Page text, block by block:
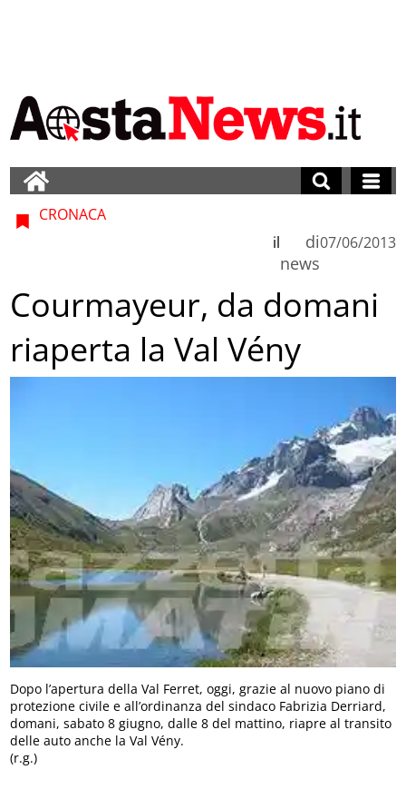
CRONACA
di
news
il 07/06/2013
Courmayeur, da domani
riaperta la Val Vény
Dopo l’apertura della Val Ferret, oggi, grazie al nuovo piano di
protezione civile e all’ordinanza del sindaco Fabrizia Derriard,
domani, sabato 8 giugno, dalle 8 del mattino, riapre al transito
delle auto anche la Val Vény.
(r.g.)